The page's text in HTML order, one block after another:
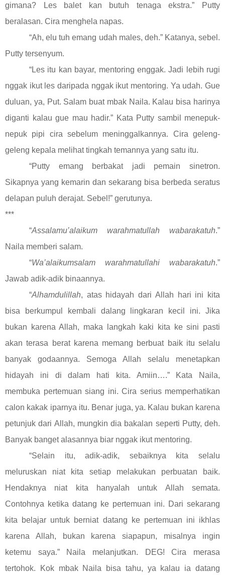
gimana? Les balet kan butuh tenaga ekstra.” Putty
beralasan. Cira menghela napas.
“Ah, elu tuh emang udah males, deh.” Katanya, sebel.
Putty tersenyum.
“Les itu kan bayar, mentoring enggak. Jadi lebih rugi
nggak ikut les daripada nggak ikut mentoring. Ya udah. Gue
duluan, ya, Put. Salam buat mbak Naila. Kalau bisa harinya
diganti kalau gue mau hadir.” Kata Putty sambil menepuk-
nepuk pipi cira sebelum meninggalkannya. Cira geleng-
geleng kepala melihat tingkah temannya yang satu itu.
“Putty emang berbakat jadi pemain sinetron.
Sikapnya yang kemarin dan sekarang bisa berbeda seratus
delapan puluh derajat. Sebel!” gerutunya.
***
“Assalamu’alaikum warahmatullah wabarakatuh.”
Naila memberi salam.
“Wa’alaikumsalam warahmatullahi wabarakatuh.”
Jawab adik-adik binaannya.
“Alhamdulillah, atas hidayah dari Allah hari ini kita
bisa berkumpul kembali dalang lingkaran kecil ini. Jika
bukan karena Allah, maka langkah kaki kita ke sini pasti
akan terasa berat karena memang berbuat baik itu selalu
banyak godaannya. Semoga Allah selalu menetapkan
hidayah ini di dalam hati kita. Amiin….” Kata Naila,
membuka pertemuan siang ini. Cira serius memperhatikan
calon kakak iparnya itu. Benar juga, ya. Kalau bukan karena
petunjuk dari Allah, mungkin dia bakalan seperti Putty, deh.
Banyak banget alasannya biar nggak ikut mentoring.
“Selain itu, adik-adik, sebaiknya kita selalu
meluruskan niat kita setiap melakukan perbuatan baik.
Hendaknya niat kita hanyalah untuk Allah semata.
Contohnya ketika datang ke pertemuan ini. Dari sekarang
kita belajar untuk berniat datang ke pertemuan ini ikhlas
karena Allah, bukan karena siapapun, misalnya ingin
ketemu saya.” Naila melanjutkan. DEG! Cira merasa
tertohok. Kok mbak Naila bisa tahu, ya kalau ia datang